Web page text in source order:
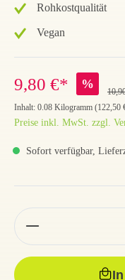
Rohkostqualität
Vegan
9,80 €* %
Inhalt: 0.08 Kilogramm (122,50
Preise inkl. MwSt. zzgl.
Sofort verfügbar,